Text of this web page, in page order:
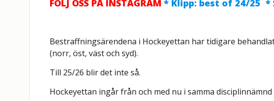
FÖLJ OSS PÅ INSTAGRAM * Klipp: best of 24/25 *
Bestraffningsärendena i Hockeyettan har tidigare
(norr, öst, väst och syd).
Till 25/26 blir det inte så.
Hockeyettan ingår från och med nu i samma